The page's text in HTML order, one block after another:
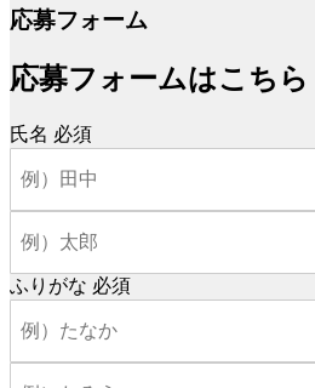
応募フォーム
応募フォームはこちら
氏名 必須
ふりがな 必須